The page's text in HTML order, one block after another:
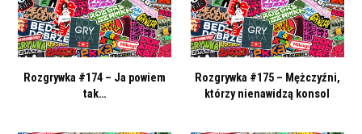
Rozgrywka #174 – Ja powiem
tak…
Rozgrywka #175 – Mężczyźni,
którzy nienawidzą konsol